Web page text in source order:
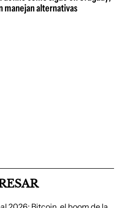
manejan alternativas